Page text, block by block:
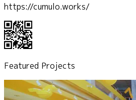
https://cumulo.works/
Featured Projects